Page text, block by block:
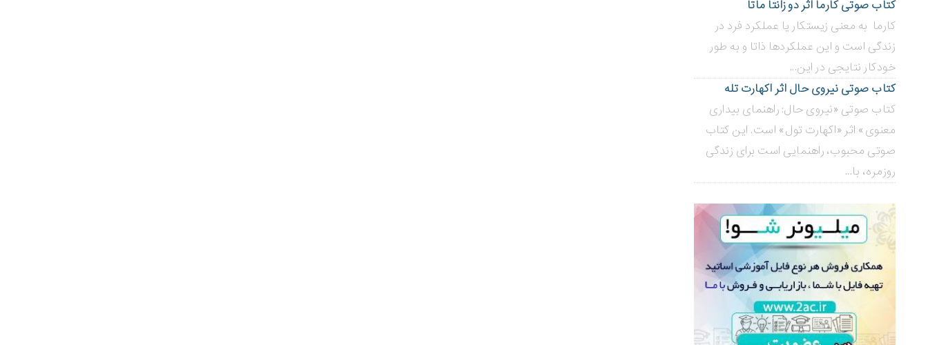
کتاب صوتی کارما اثر دو زانتا ماتا
کارما به معنی زیستکار یا عملکرد فرد در
زندگی است و این عملکردها ذاتا و به طور
خودکار نتایجی در این...
کتاب صوتی نیروی حال اثر اکهارت تله
کتاب صوتی «نیروی حال: راهنمای بیداری
معنوی» اثر «اکهارت تول» است. این کتاب
صوتی محبوب، راهنمایی است برای زندگی
روزمره، با...